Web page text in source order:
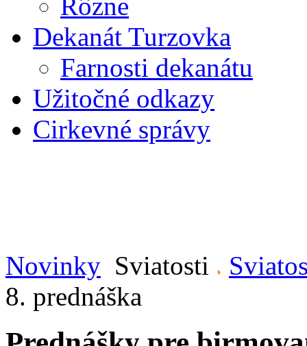
Dekanát Turzovka
Farnosti dekanátu
Užitočné odkazy
Cirkevné správy
Novinky Sviatosti
8. prednáška